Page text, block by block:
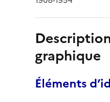
graphique
Éléments